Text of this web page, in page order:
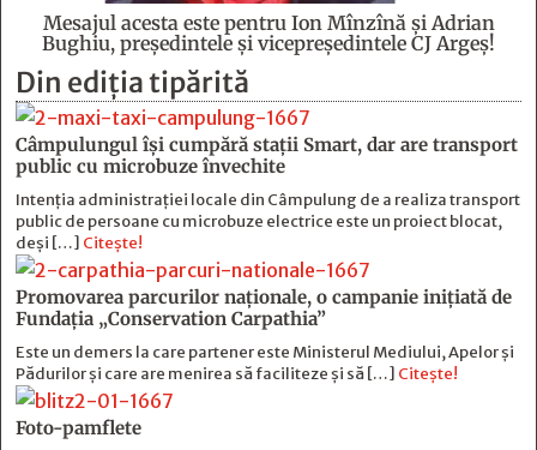
Mesajul acesta este pentru Ion Mînzînă şi Adrian
Bughiu, preşedintele şi vicepreşedintele CJ Argeş!
Din ediția tipărită
Câmpulungul îşi cumpără staţii Smart, dar are transport
public cu microbuze învechite
Intenția administrației locale din Câmpulung de a realiza transport
public de persoane cu microbuze electrice este un proiect blocat,
deși […] Citește!
Promovarea parcurilor naționale, o campanie inițiată de
Fundația „Conservation Carpathia”
Este un demers la care partener este Ministerul Mediului, Apelor și
Pădurilor și care are menirea să faciliteze și să […] Citește!
Foto-pamflete